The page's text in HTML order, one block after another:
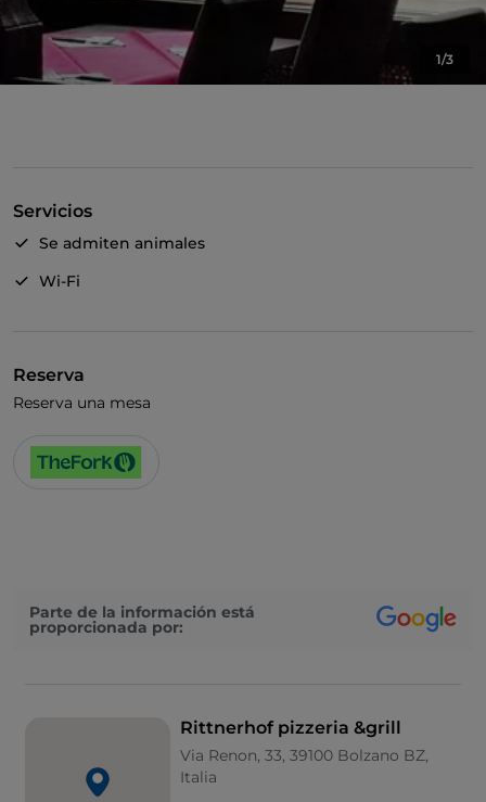
1/3
Servicios
Se admiten animales
Wi-Fi
Reserva
Reserva una mesa
Parte de la información está
proporcionada por:
Rittnerhof pizzeria &grill
Via Renon, 33, 39100 Bolzano BZ,
Italia